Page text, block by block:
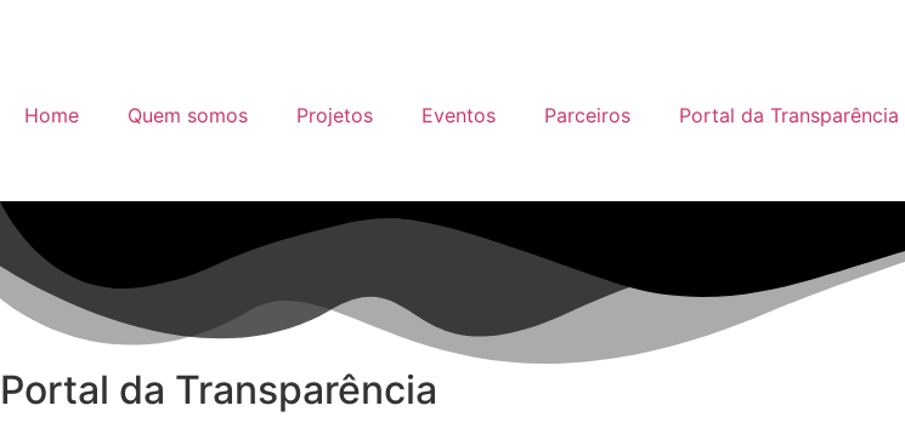
Home Quem somos Projetos Eventos Parceiros Portal da Transparência
Portal da Transparência